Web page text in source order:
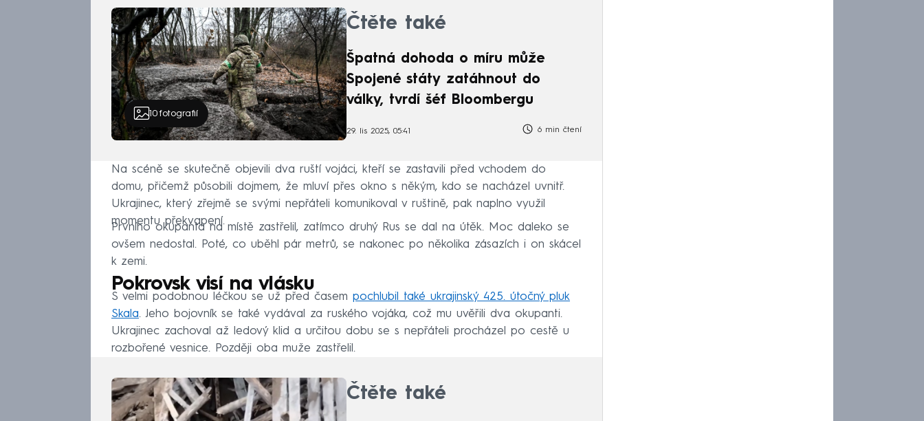
10fotografií
Čtěte také
Špatná dohoda o míru může
Spojené státy zatáhnout do
války, tvrdí šéf Bloombergu
29. lis 2025, 05:41 6 min čtení
Na scéně se skutečně objevili dva ruští vojáci, kteří se zastavili před vchodem do
domu, přičemž působili dojmem, že mluví přes okno s někým, kdo se nacházel uvnitř.
Ukrajinec, který zřejmě se svými nepřáteli komunikoval v ruštině, pak naplno využil
momentu překvapení.
Prvního okupanta na místě zastřelil, zatímco druhý Rus se dal na útěk. Moc daleko se
ovšem nedostal. Poté, co uběhl pár metrů, se nakonec po několika zásazích i on skácel
k zemi.
Pokrovsk visí na vlásku
S velmi podobnou léčkou se už před časem pochlubil také ukrajinský 425. útočný pluk
Skala. Jeho bojovník se také vydával za ruského vojáka, což mu uvěřili dva okupanti.
Ukrajinec zachoval až ledový klid a určitou dobu se s nepřáteli procházel po cestě u
rozbořené vesnice. Později oba muže zastřelil.
Čtěte také